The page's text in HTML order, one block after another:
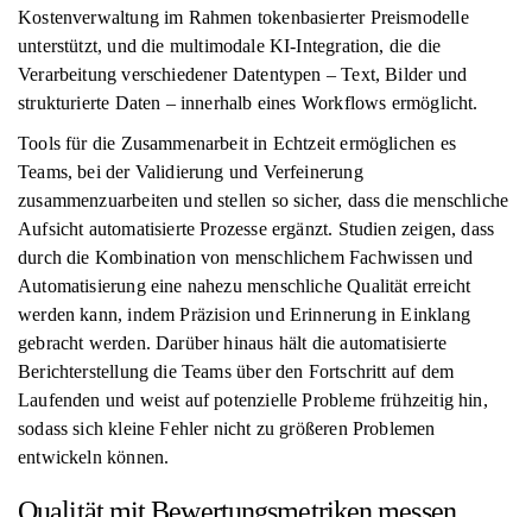
Kostenverwaltung im Rahmen tokenbasierter Preismodelle
unterstützt, und die multimodale KI-Integration, die die
Verarbeitung verschiedener Datentypen – Text, Bilder und
strukturierte Daten – innerhalb eines Workflows ermöglicht.
Tools für die Zusammenarbeit in Echtzeit ermöglichen es
Teams, bei der Validierung und Verfeinerung
zusammenzuarbeiten und stellen so sicher, dass die menschliche
Aufsicht automatisierte Prozesse ergänzt. Studien zeigen, dass
durch die Kombination von menschlichem Fachwissen und
Automatisierung eine nahezu menschliche Qualität erreicht
werden kann, indem Präzision und Erinnerung in Einklang
gebracht werden. Darüber hinaus hält die automatisierte
Berichterstellung die Teams über den Fortschritt auf dem
Laufenden und weist auf potenzielle Probleme frühzeitig hin,
sodass sich kleine Fehler nicht zu größeren Problemen
entwickeln können.